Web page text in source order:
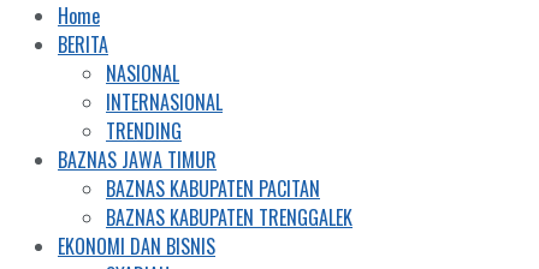
Home
BERITA
NASIONAL
INTERNASIONAL
TRENDING
BAZNAS JAWA TIMUR
BAZNAS KABUPATEN PACITAN
BAZNAS KABUPATEN TRENGGALEK
EKONOMI DAN BISNIS